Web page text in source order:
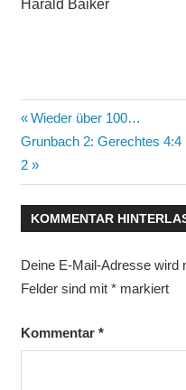
Harald Baiker
Vorheriger
Beitrag:
Wieder über 100…
Nächster
Beitrag:
Grunbach 2: Gerechtes
2
KOMMENTAR
Deine E-Mail-Adresse wird
Felder sind mit *markiert
Kommentar *